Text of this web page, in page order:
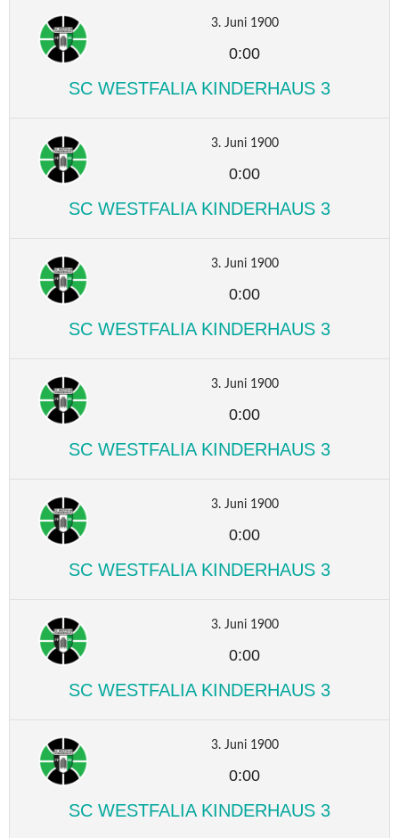
3. Juni 1900
0:00
SC WESTFALIA KINDERHAUS 3
3. Juni 1900
0:00
SC WESTFALIA KINDERHAUS 3
3. Juni 1900
0:00
SC WESTFALIA KINDERHAUS 3
3. Juni 1900
0:00
SC WESTFALIA KINDERHAUS 3
3. Juni 1900
0:00
SC WESTFALIA KINDERHAUS 3
3. Juni 1900
0:00
SC WESTFALIA KINDERHAUS 3
3. Juni 1900
0:00
SC WESTFALIA KINDERHAUS 3